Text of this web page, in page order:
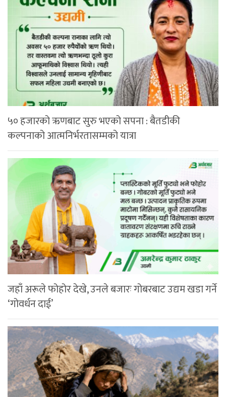
५० हजारको ऋणबाट सुरु भएको सपना : बैतडीकी
कल्पनाको आत्मनिर्भरतासम्मको यात्रा
जहाँ अरूले फोहोर देखे, उनले बजारः गोबरबाट उद्यम खडा गर्ने
‘गोवर्धन दाई’